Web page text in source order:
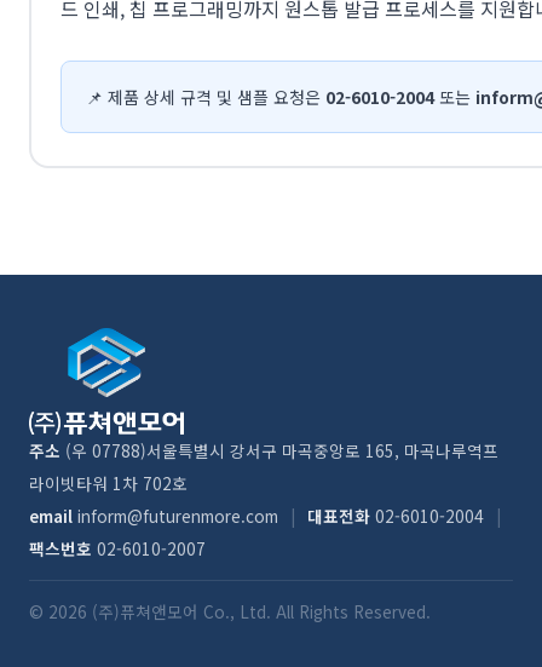
드 인쇄, 칩 프로그래밍까지 원스톱 발급 프로세스를 지원합
📌 제품 상세 규격 및 샘플 요청은 02-6010-2004또는
주소 (우 07788)서울특별시 강서구 마곡중앙로 165, 마곡나루역프
라이빗타워 1차 702호
email inform@futurenmore.com | 대표전화 02-6010-2004 |
팩스번호 02-6010-2007
© 2026 (주)퓨쳐앤모어 Co., Ltd. All Rights Reserved.